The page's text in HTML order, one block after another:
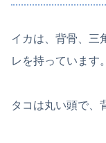
イカは、背骨、三
レを持っています。
タコは丸い頭で、